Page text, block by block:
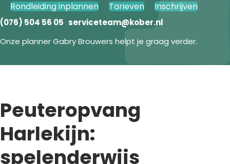
Rondleiding inplannen Tarieven Inschrijven
(076) 504 56 05 serviceteam@kober.nl
Onze planner Gabry Brouwers helpt je graag verder.
Peuteropvang
Harlekijn:
spelenderwijs